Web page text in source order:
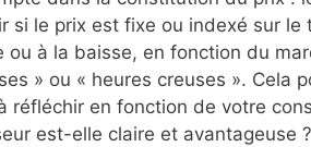
si le prix est fixe ou indexé sur
à la baisse, en fonction du
» ou « heures creuses ». Cela
réfléchir en fonction de votre
est-elle claire et avantageuse